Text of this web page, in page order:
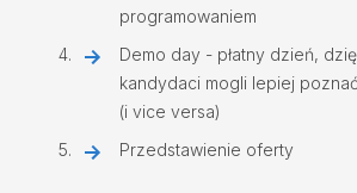
programowaniem
Demo day - płatny dzień,
kandydaci mogli lepiej
(i vice versa)
Przedstawienie oferty